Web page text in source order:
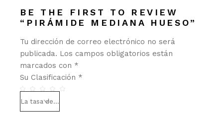
BE THE FIRST TO REVIEW
“PIRÁMIDE MEDIANA HUESO”
Tu dirección de correo electrónico no será
publicada. Los campos obligatorios están
marcados con *
Su Clasificación *